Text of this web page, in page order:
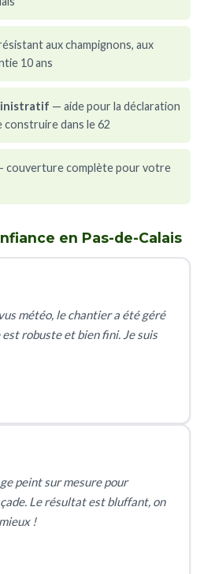
aux champignons, aux
10 ans
— aide pour la déclaration
construire dans le 62
couverture complète pour votre
en Pas-de-Calais
météo, le chantier a été géré
robuste et bien fini. Je suis
peint sur mesure pour
Le résultat est bluffant, on
!